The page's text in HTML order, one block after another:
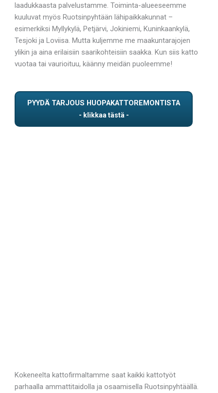
laadukkaasta palvelustamme. Toiminta-alueeseemme
kuuluvat myös Ruotsinpyhtään lähipaikkakunnat –
esimerkiksi Myllykylä, Petjärvi, Jokiniemi, Kuninkaankylä,
Tesjoki ja Loviisa. Mutta kuljemme me maakuntarajojen
ylikin ja aina erilaisiin saarikohteisiin saakka. Kun siis katto
vuotaa tai vaurioituu, käänny meidän puoleemme!
PYYDÄ TARJOUS HUOPAKATTOREMONTISTA
Kokeneelta kattofirmaltamme saat kaikki kattotyöt
parhaalla ammattitaidolla ja osaamisella Ruotsinpyhtäällä.